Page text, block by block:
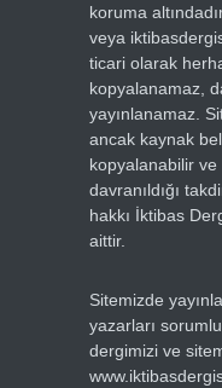
koruma
veya
ticari olarak
kopyalanamaz,
yayınlanamaz.
ancak kaynak
kopyalanabilir ve
davranıldığı
hakkı İktibas
aittir.
Sitemizde
yazarları
dergimizi ve